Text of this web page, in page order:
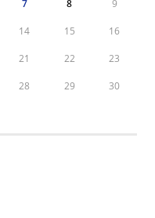
7 8 9
14 15 16
21 22 23
28 29 30